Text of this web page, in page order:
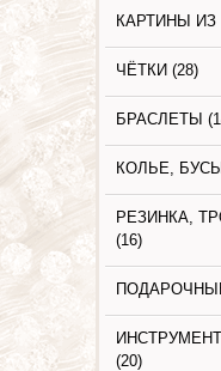
КАРТИНЫ ИЗ
ЧЁТКИ (28)
БРАСЛЕТЫ
КОЛЬЕ,
РЕЗИНКА,
(16)
(20)